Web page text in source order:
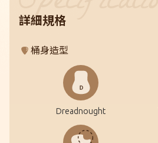
詳細規格
桶身造型
Dreadnought